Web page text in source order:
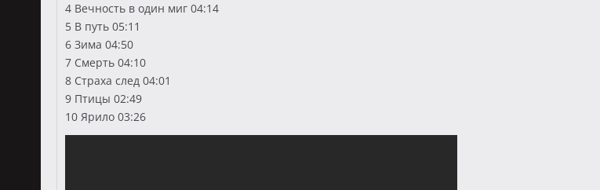
4 Вечность в один миг 04:14
5 В путь 05:11
6 Зима 04:50
7 Смерть 04:10
8 Страха след 04:01
9 Птицы 02:49
10 Ярило 03:26